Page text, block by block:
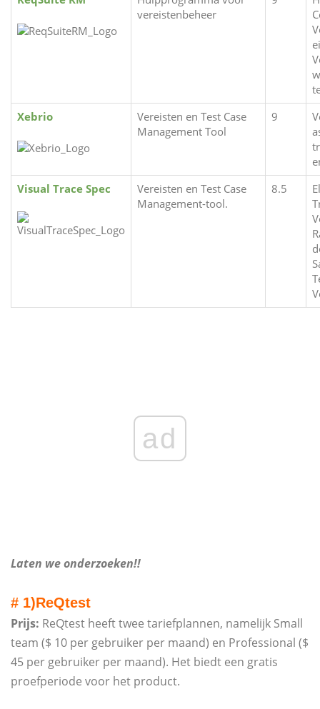
vereistenbeheer
Xebrio
Vereisten en Test Case
Management Tool
9
Visual Trace Spec
Vereisten en Test Case
Management-tool.
8.5
ad
Laten we onderzoeken!!
# 1)ReQtest
Prijs: ReQtest heeft twee tariefplannen, namelijk Small
team ($ 10 per gebruiker per maand) en Professional ($
45 per gebruiker per maand). Het biedt een gratis
proefperiode voor het product.